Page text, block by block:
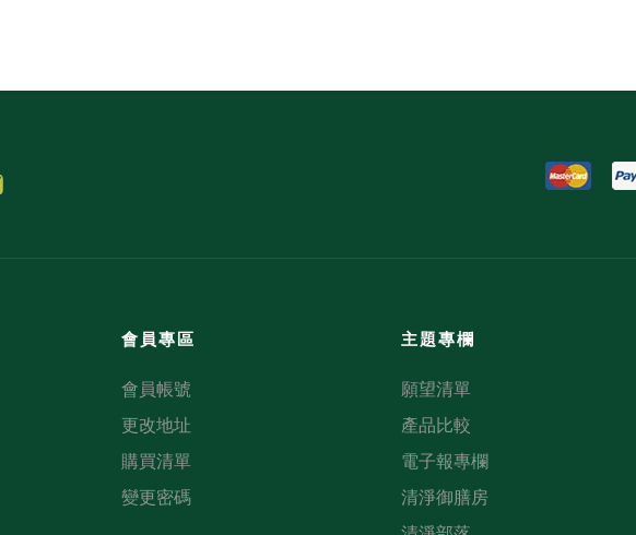
會員專區
會員帳號
更改地址
購買清單
變更密碼
主題專欄
願望清單
產品比較
電子報專欄
清淨御膳房